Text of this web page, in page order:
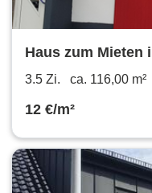
Haus zum Mieten
€ 116 m²
3.5 Zi. ca. 116,00 m²
12 €/m²